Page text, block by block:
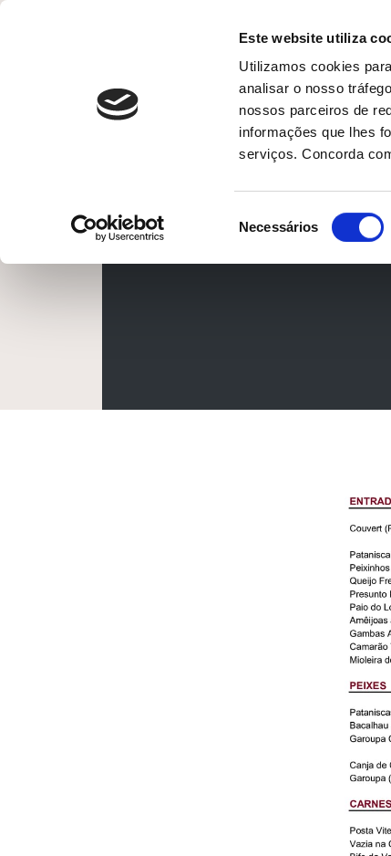
Este website utiliza
Utilizamos cookies
analisar o nosso
nossos parceiros de
informações que lhes
serviços. Concorda
de
Necessários